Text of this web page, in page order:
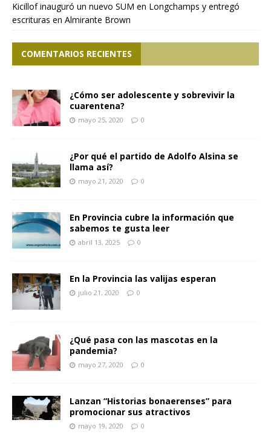
Kicillof inauguró un nuevo SUM en Longchamps y entregó
escrituras en Almirante Brown
COMENTARIOS RECIENTES
¿Cómo ser adolescente y sobrevivir la
cuarentena?
mayo 25, 2020 0
¿Por qué el partido de Adolfo Alsina se
llama así?
mayo 21, 2020 0
En Provincia cubre la información que
sabemos te gusta leer
abril 13, 2025 0
En la Provincia las valijas esperan
julio 21, 2020 0
¿Qué pasa con las mascotas en la
pandemia?
mayo 27, 2020 0
Lanzan “Historias bonaerenses” para
promocionar sus atractivos
mayo 19, 2020 0